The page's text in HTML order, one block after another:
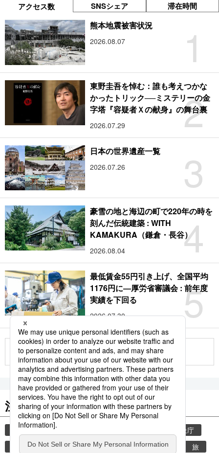
アクセス数 SNSシェア 滞在時間
1
熊本地震被害状況
2026.08.07
2
東野圭吾を悼む：誰も考えつかな
かったトリック──ミステリーの金
字塔『容疑者Ｘの献身』の舞台裏
2026.07.29
3
日本の世界遺産一覧
2026.07.26
4
豪雪の地と海辺の町で220年の時を
刻んだ伝統建築 : WITH
KAMAKURA（鎌倉・長谷）
2026.08.04
5
最低賃金55円引き上げ、全国平均
1176円に―厚労省審議会 : 前年度
実績を下回る
2026.07.30
もっと見る
注目のキーワード
共同通信ニュース
気象庁
津波 熊本 熊本地震 観光 旅